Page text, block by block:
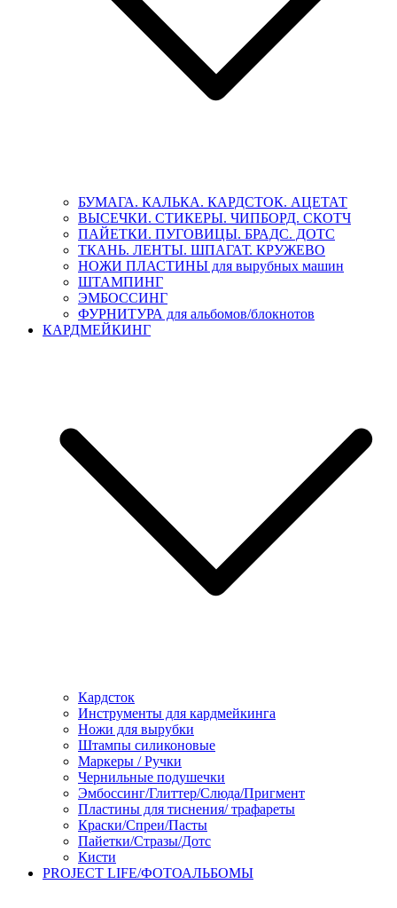
БУМАГА. КАЛЬКА. КАРДСТОК. АЦЕТАТ
ВЫСЕЧКИ. СТИКЕРЫ. ЧИПБОРД. СКОТЧ
ПАЙЕТКИ. ПУГОВИЦЫ. БРАДС. ДОТС
ТКАНЬ. ЛЕНТЫ. ШПАГАТ. КРУЖЕВО
НОЖИ ПЛАСТИНЫ для вырубных машин
ШТАМПИНГ
ЭМБОССИНГ
ФУРНИТУРА для альбомов/блокнотов
КАРДМЕЙКИНГ
Кардсток
Инструменты для кардмейкинга
Ножи для вырубки
Штампы силиконовые
Маркеры / Ручки
Чернильные подушечки
Эмбоссинг/Глиттер/Слюда/Пригмент
Пластины для тиснения/ трафареты
Краски/Спреи/Пасты
Пайетки/Стразы/Дотс
Кисти
PROJECT LIFE/ФОТОАЛЬБОМЫ